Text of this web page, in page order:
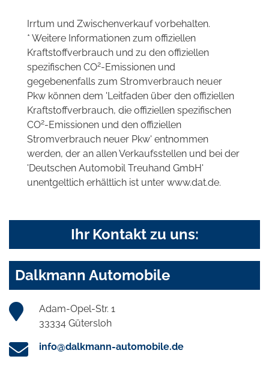
Irrtum und Zwischenverkauf vorbehalten.
* Weitere Informationen zum offiziellen
Kraftstoffverbrauch und zu den offiziellen
spezifischen CO2-Emissionen und
gegebenenfalls zum Stromverbrauch neuer
Pkw können dem 'Leitfaden über den offiziellen
Kraftstoffverbrauch, die offiziellen spezifischen
CO2-Emissionen und den offiziellen
Stromverbrauch neuer Pkw' entnommen
werden, der an allen Verkaufsstellen und bei der
'Deutschen Automobil Treuhand GmbH'
unentgeltlich erhältlich ist unter www.dat.de.
Ihr Kontakt zu uns:
Dalkmann Automobile
Adam-Opel-Str. 1
33334 Gütersloh
info@dalkmann-automobile.de